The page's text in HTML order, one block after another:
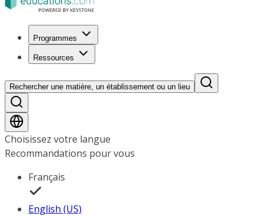
Programmes
Ressources
Rechercher une matière, un établissement ou un lieu
Choisissez votre langue
Recommandations pour vous
Français
English (US)